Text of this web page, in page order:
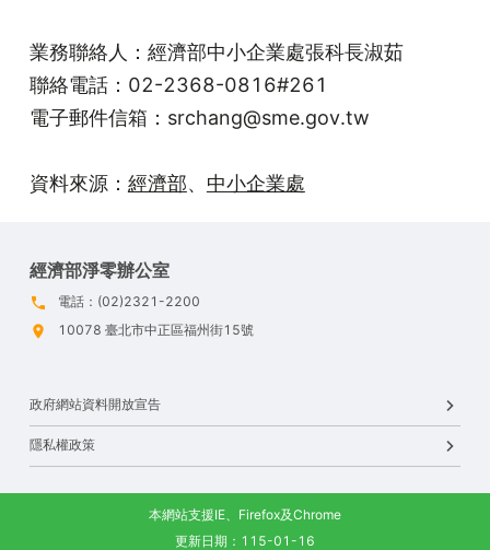
業務聯絡人：經濟部中小企業處張科長淑茹
聯絡電話：02-2368-0816#261
電子郵件信箱：srchang@sme.gov.tw
資料來源： 經濟部、 中小企業處
經濟部淨零辦公室
電話：(02)2321-2200
10078 臺北市中正區福州街15號
政府網站資料開放宣告
隱私權政策
本網站支援IE、Firefox及Chrome
更新日期：115-01-16